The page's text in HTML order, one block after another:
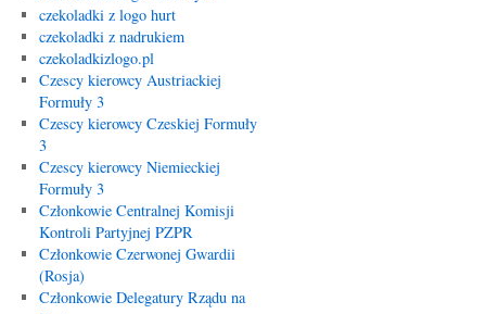
czekoladki z logo hurt
czekoladki z nadrukiem
czekoladkizlogo.pl
Czescy kierowcy Austriackiej
Formuły 3
Czescy kierowcy Czeskiej Formuły
3
Czescy kierowcy Niemieckiej
Formuły 3
Członkowie Centralnej Komisji
Kontroli Partyjnej PZPR
Członkowie Czerwonej Gwardii
(Rosja)
Członkowie Delegatury Rządu na